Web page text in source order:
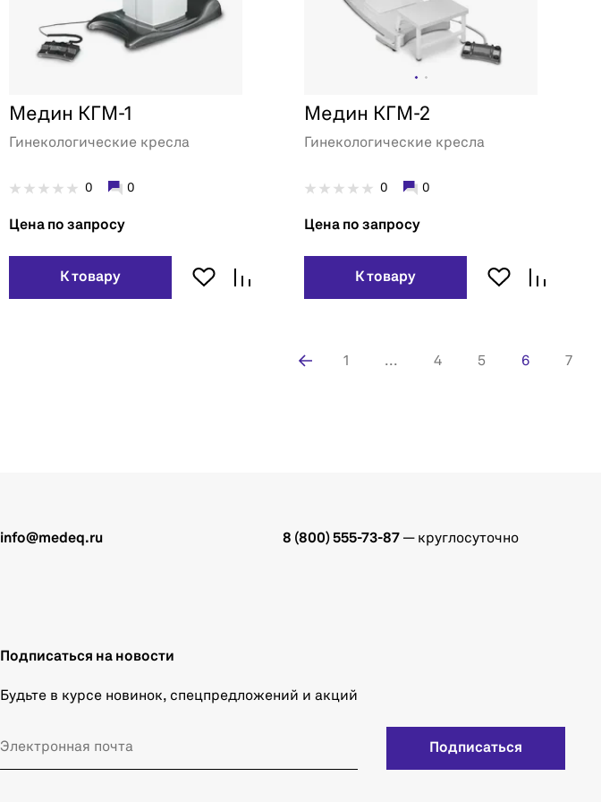
Медин КГМ-1
Гинекологические кресла
0 0
Цена по запросу
К товару
Медин КГМ-2
Гинекологические кресла
0 0
Цена по запросу
К товару
1 ... 4 5 6 7
info@medeq.ru 8 (800) 555-73-87 — круглосуточно
Подписаться на новости
Будьте в курсе новинок, спецпредложений и акций
Подписаться